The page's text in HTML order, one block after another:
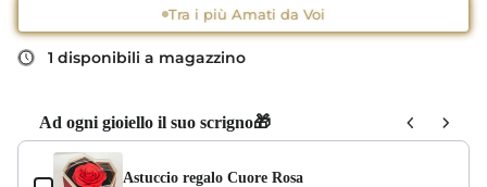
Tra i più Amati da Voi
1 disponibili a magazzino
Ad ogni gioiello il suo scrigno🎁
Use the Previous and Next buttons to navigate through product add-
Astuccio regalo Cuore Rosa